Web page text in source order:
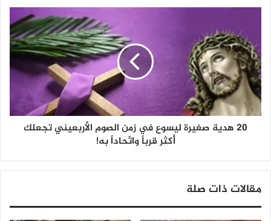
20 هدية صغيرة ليسوع في زمن الصوم الأربعيني تجعلك
أكثر قرباً واتّحاداً به!
مقالات ذات صلة